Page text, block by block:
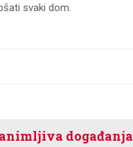
svaki dom.
događanja